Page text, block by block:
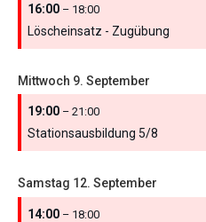
16:00 – 18:00
Löscheinsatz - Zugübung
Mittwoch 9. September
19:00 – 21:00
Stationsausbildung 5/8
Samstag 12. September
14:00 – 18:00